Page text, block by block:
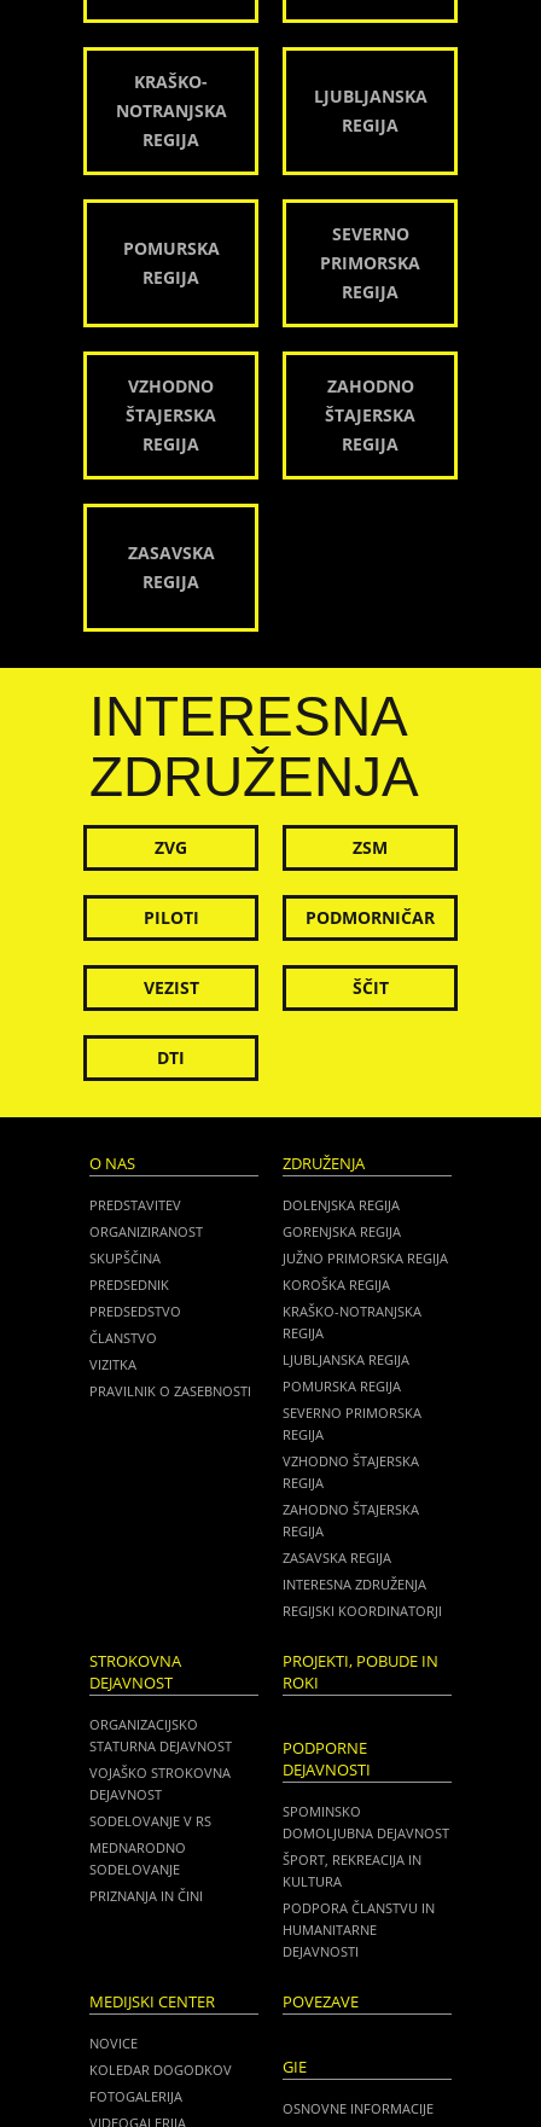
KRAŠKO-
NOTRANJSKA
REGIJA
LJUBLJANSKA
REGIJA
POMURSKA
REGIJA
SEVERNO
PRIMORSKA
REGIJA
VZHODNO
ŠTAJERSKA
REGIJA
ZAHODNO
ŠTAJERSKA
REGIJA
ZASAVSKA
REGIJA
INTERESNA
ZDRUŽENJA
ZVG ZSM
PILOTI PODMORNIČAR
VEZIST ŠČIT
DTI
O NAS
PREDSTAVITEV
ORGANIZIRANOST
SKUPŠČINA
PREDSEDNIK
PREDSEDSTVO
ČLANSTVO
VIZITKA
PRAVILNIK O ZASEBNOSTI
ZDRUŽENJA
DOLENJSKA REGIJA
GORENJSKA REGIJA
JUŽNO PRIMORSKA REGIJA
KOROŠKA REGIJA
KRAŠKO-NOTRANJSKA
REGIJA
LJUBLJANSKA REGIJA
POMURSKA REGIJA
SEVERNO PRIMORSKA
REGIJA
VZHODNO ŠTAJERSKA
REGIJA
ZAHODNO ŠTAJERSKA
REGIJA
ZASAVSKA REGIJA
INTERESNA ZDRUŽENJA
REGIJSKI KOORDINATORJI
STROKOVNA
DEJAVNOST
ORGANIZACIJSKO
STATURNA DEJAVNOST
VOJAŠKO STROKOVNA
DEJAVNOST
SODELOVANJE V RS
MEDNARODNO
SODELOVANJE
PRIZNANJA IN ČINI
PROJEKTI, POBUDE IN
ROKI
PODPORNE
DEJAVNOSTI
SPOMINSKO
DOMOLJUBNA DEJAVNOST
ŠPORT, REKREACIJA IN
KULTURA
PODPORA ČLANSTVU IN
HUMANITARNE
DEJAVNOSTI
MEDIJSKI CENTER
NOVICE
KOLEDAR DOGODKOV
FOTOGALERIJA
VIDEOGALERIJA
POVEZAVE
GIE
OSNOVNE INFORMACIJE